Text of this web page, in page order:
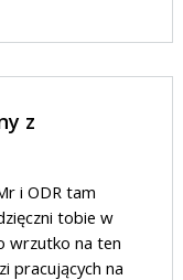
z
i ODR tam
tobie w
wrzutko na ten
pracujących na